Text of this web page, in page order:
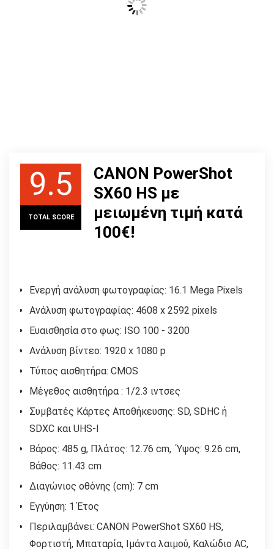
9.5
TOTAL SCORE
CANON PowerShot
SX60 HS με
μειωμένη τιμή κατά
100€!
Ενεργή ανάλυση φωτογραφίας: 16.1 Mega Pixels
Ανάλυση φωτογραφίας: 4608 x 2592 pixels
Ευαισθησία στο φως: ISO 100 - 3200
Ανάλυση βίντεο: 1920 x 1080 p
Τύπος αισθητήρα: CMOS
Μέγεθος αισθητήρα : 1/2.3 ιντσες
Συμβατές Κάρτες Αποθήκευσης: SD, SDHC ή
SDXC και UHS-I
Βάρος: 485 g, Πλάτος: 12.76 cm, Ύψος: 9.26 cm,
Βάθος: 11.43 cm
Διαγώνιος οθόνης (cm): 7 cm
Εγγύηση: 1 Έτος
Περιλαμβάνει: CANON PowerShot SX60 HS,
Φορτιστή, Μπαταρία, Ιμάντα λαιμού, Καλώδιο AC,